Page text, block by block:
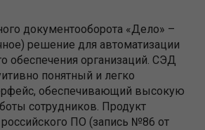
документооборота «Дело» –
решение для автоматизации
обеспечения организаций. СЭД
понятный и легко
обеспечивающий высокую
сотрудников. Продукт
ПО (запись №86 от